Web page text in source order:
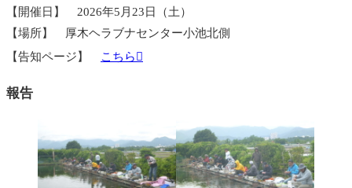
【開催日】 2026年5月23日（土）
【場所】 厚木ヘラブナセンター小池北側
【告知ページ】
こちら
報告